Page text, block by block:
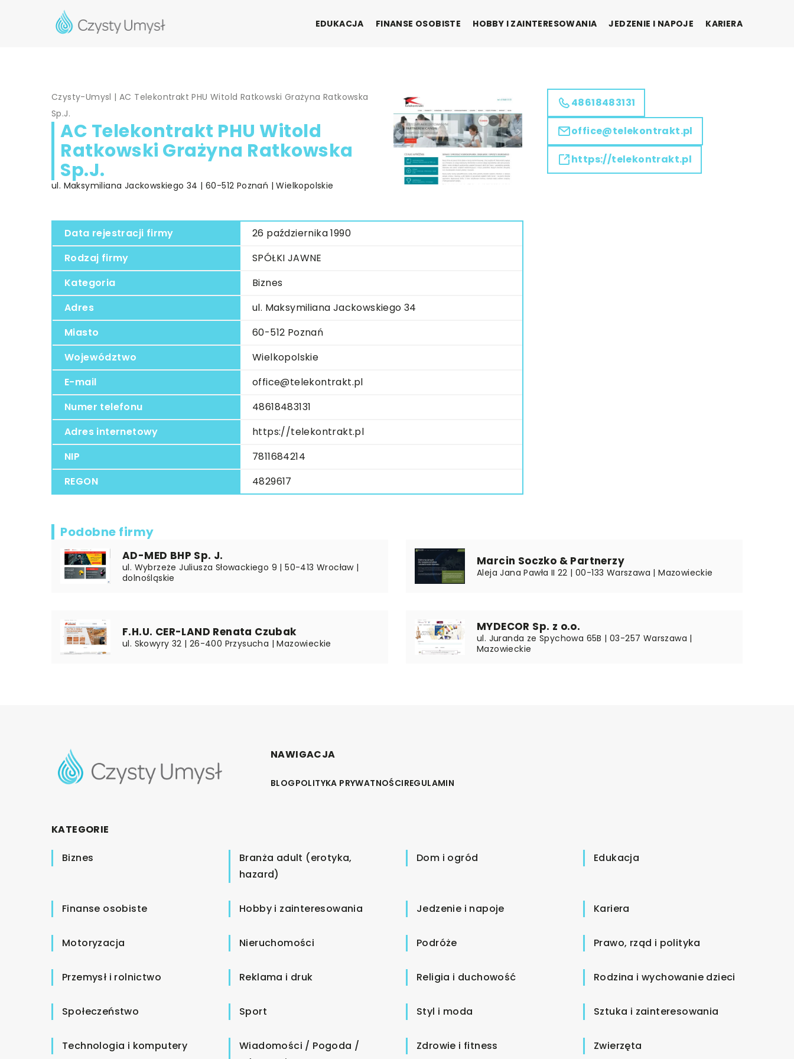
EDUKACJA FINANSE OSOBISTE HOBBY I ZAINTERESOWANIA JEDZENIE I NAPOJE KARIERA
Czysty-Umysl |AC Telekontrakt PHU Witold Ratkowski Grażyna Ratkowska
Sp.J.
AC Telekontrakt PHU Witold
Ratkowski Grażyna Ratkowska
Sp.J.
ul. Maksymiliana Jackowskiego 34 | 60-512 Poznań | Wielkopolskie
Data rejestracji firmy
26 października 1990
Rodzaj firmy
SPÓŁKI JAWNE
Kategoria
Biznes
Adres
ul. Maksymiliana Jackowskiego 34
Miasto
60-512 Poznań
Województwo
Wielkopolskie
E-mail
office@telekontrakt.pl
Numer telefonu
48618483131
Adres internetowy
https://telekontrakt.pl
NIP
7811684214
REGON
4829617
48618483131
office@telekontrakt.pl
https://telekontrakt.pl
Podobne firmy
AD-MED BHP Sp. J.
ul. Wybrzeże Juliusza Słowackiego 9 | 50-413 Wrocław |
dolnośląskie
Marcin Soczko & Partnerzy
Aleja Jana Pawła II 22 | 00-133 Warszawa | Mazowieckie
F.H.U. CER-LAND Renata Czubak
ul. Skowyry 32 | 26-400 Przysucha | Mazowieckie
MYDECOR Sp. z o.o.
ul. Juranda ze Spychowa 65B | 03-257 Warszawa |
Mazowieckie
NAWIGACJA
BLOGPOLITYKA PRYWATNOŚCIREGULAMIN
KATEGORIE
Biznes
Branża adult (erotyka,
hazard)
Dom i ogród Edukacja
Finanse osobiste Hobby i zainteresowania Jedzenie i napoje Kariera
Motoryzacja Nieruchomości Podróże Prawo, rząd i polityka
Przemysł i rolnictwo Reklama i druk Religia i duchowość Rodzina i wychowanie dzieci
Społeczeństwo Sport Styl i moda Sztuka i zainteresowania
Technologia i komputery
Wiadomości / Pogoda /
Zdrowie i fitness Zwierzęta